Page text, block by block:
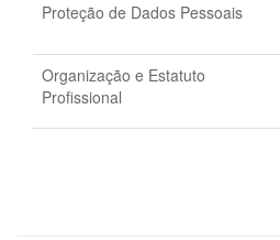
Proteção de Dados Pessoais
Organização e Estatuto
Profissional